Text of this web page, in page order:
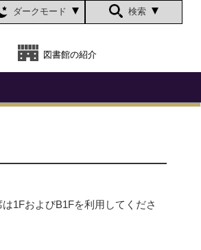
ダークモード 検索
図書館の紹介
1FおよびB1Fを利用してくださ